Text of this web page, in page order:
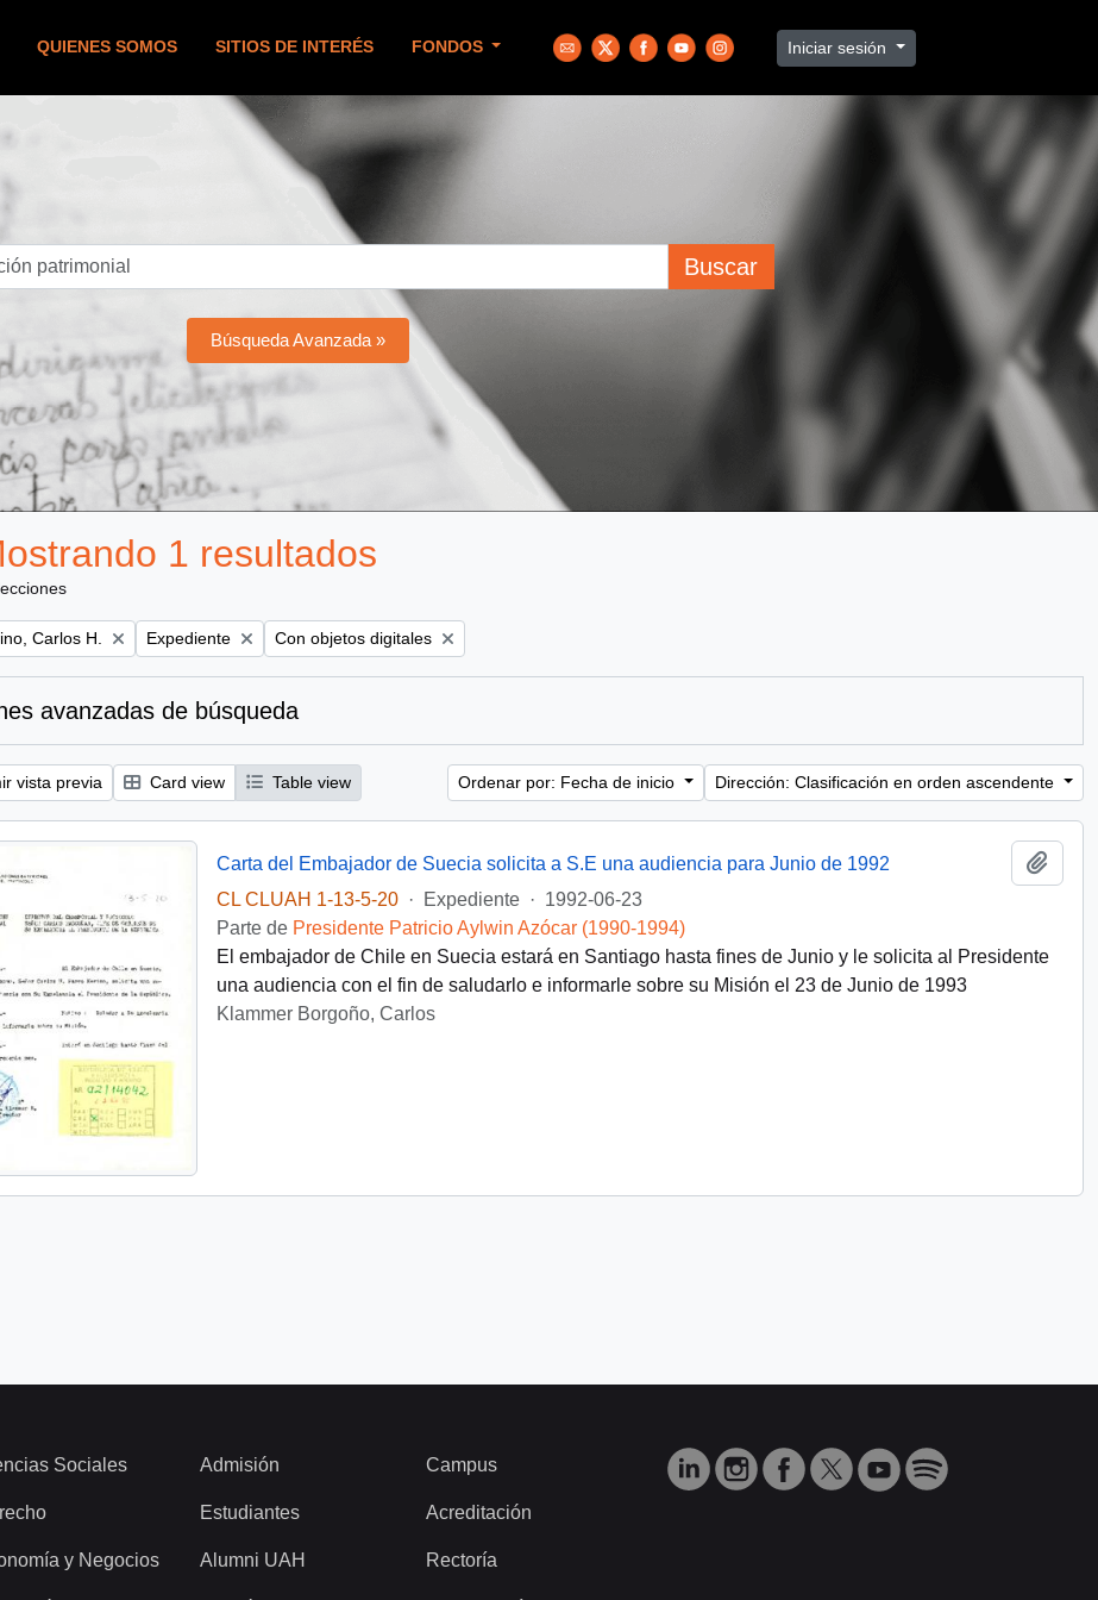
QUIENES SOMOS SITIOS DE INTERÉS FONDOS Iniciar sesión
Buscar
Búsqueda Avanzada »
1 resultados
Carlos H. Remove filter:
Expediente Remove filter:
Con objetos digitales
avanzadas de búsqueda
vista previa Card view Table view Ordenar por: Fecha de inicio Dirección: Clasificación en orden ascendente
Carta del Embajador de Suecia solicita a S.E una audiencia para Junio de 1992
CL CLUAH 1-13-5-20
· Expediente · 1992-06-23
Parte de Presidente Patricio Aylwin Azócar (1990-1994)
El embajador de Chile en Suecia estará en Santiago hasta fines de Junio y le solicita al Presidente
una audiencia con el fin de saludarlo e informarle sobre su Misión el 23 de Junio de 1993
Klammer Borgoño, Carlos
Sociales
y Negocios
Admisión
Estudiantes
Alumni UAH
Campus
Acreditación
Rectoría